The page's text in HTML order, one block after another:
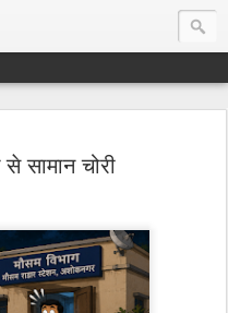
सामान चोरी